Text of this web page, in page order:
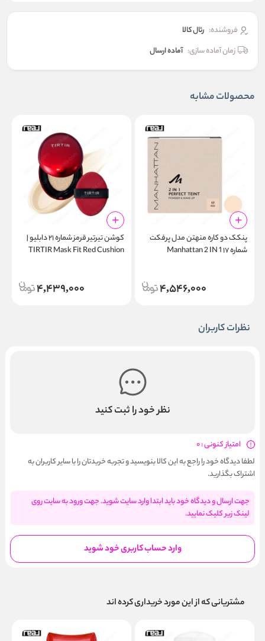
فروشنده: رئال كالا
زمان آماده سازی: آماده ارسال
محصولات مشابه
پنکک دو کاره منهتن مدل پرفکت
شماره ۱۷ Manhattan 2 IN 1
4,546,000
کوشن تیرتیر قرمز شماره ۲۱ دابلیو |
TIRTIR Mask Fit Red Cushion
4,439,000
نظرات کاربران
نظر خود را ثبت کنید
امتیاز کنونی : 0
لطفا دیدگاه خود را راجع به این کالا بنویسید و تجربه خریدتان را با سایر کاربران به
اشتراک بگذارید.
جهت ارسال و دیدگاه خود باید ابتدا وارد سایت شوید. جهت ورود به سایت روی
لینک زیر کلیک نمایید.
وارد حساب کاربری خود شوید
مشتریانی که از این مورد خریداری کرده اند